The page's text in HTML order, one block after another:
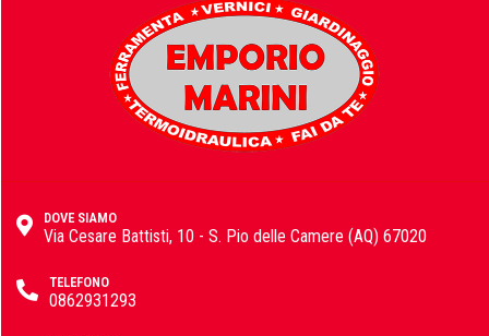
DOVE SIAMO
Via Cesare Battisti, 10 - S. Pio delle Camere (AQ) 67020
TELEFONO
0862931293
Oikos NovaliS